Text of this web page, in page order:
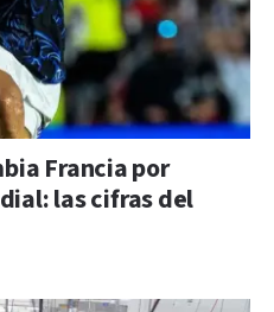
Francia por
las cifras del